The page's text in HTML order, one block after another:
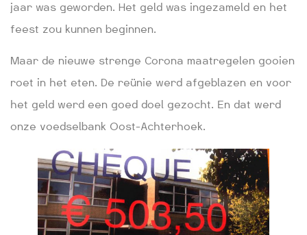
jaar was geworden. Het geld was ingezameld en het
feest zou kunnen beginnen.
Maar de nieuwe strenge Corona maatregelen gooien
roet in het eten. De reünie werd afgeblazen en voor
het geld werd een goed doel gezocht. En dat werd
onze voedselbank Oost-Achterhoek.